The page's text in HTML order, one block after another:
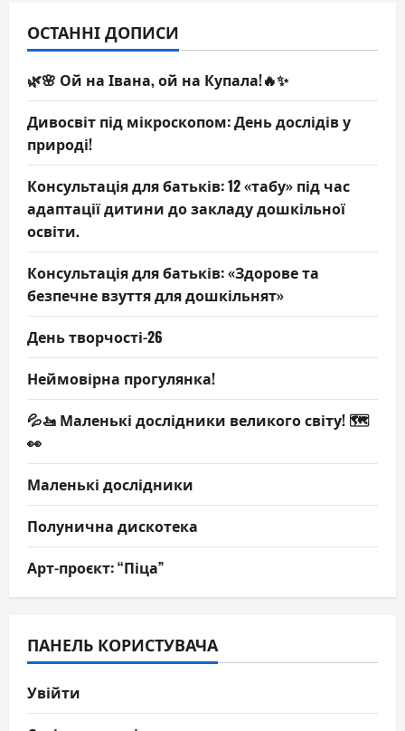
ОСТАННІ ДОПИСИ
🌿🌸 Ой на Івана, ой на Купала!🔥✨
Дивосвіт під мікроскопом: День дослідів у
природі!
Консультація для батьків: 12 «табу» під час
адаптації дитини до закладу дошкільної
освіти.
Консультація для батьків: «Здорове та
безпечне взуття для дошкільнят»
День творчості-26
Неймовірна прогулянка!
💦🚤 Маленькі дослідники великого світу! 🗺️
👀
Маленькі дослідники
Полунична дискотека
Арт-проєкт: “Піца”
ПАНЕЛЬ КОРИСТУВАЧА
Увійти